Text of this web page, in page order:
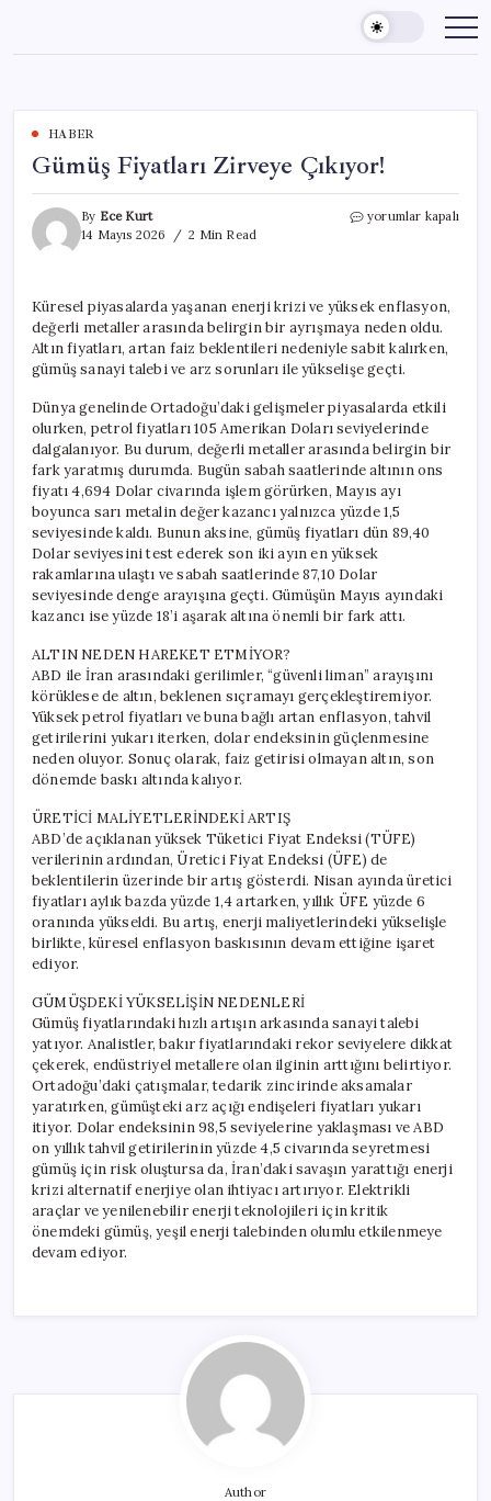
content
HABER
Gümüş Fiyatları Zirveye Çıkıyor!
By Ece Kurt
14 Mayıs 2026
2 Min Read
Gümüş
yorumlar kapalı
Küresel piyasalarda yaşanan enerji krizi ve yüksek enflasyon,
değerli metaller arasında belirgin bir ayrışmaya neden oldu.
Altın fiyatları, artan faiz beklentileri nedeniyle sabit kalırken,
gümüş sanayi talebi ve arz sorunları ile yükselişe geçti.
Dünya genelinde Ortadoğu’daki gelişmeler piyasalarda etkili
olurken, petrol fiyatları 105 Amerikan Doları seviyelerinde
dalgalanıyor. Bu durum, değerli metaller arasında belirgin bir
fark yaratmış durumda. Bugün sabah saatlerinde altının ons
fiyatı 4,694 Dolar civarında işlem görürken, Mayıs ayı
boyunca sarı metalin değer kazancı yalnızca yüzde 1,5
seviyesinde kaldı. Bunun aksine, gümüş fiyatları dün 89,40
Dolar seviyesini test ederek son iki ayın en yüksek
rakamlarına ulaştı ve sabah saatlerinde 87,10 Dolar
seviyesinde denge arayışına geçti. Gümüşün Mayıs ayındaki
kazancı ise yüzde 18’i aşarak altına önemli bir fark attı.
ALTIN NEDEN HAREKET ETMİYOR?
ABD ile İran arasındaki gerilimler, “güvenli liman” arayışını
körüklese de altın, beklenen sıçramayı gerçekleştiremiyor.
Yüksek petrol fiyatları ve buna bağlı artan enflasyon, tahvil
getirilerini yukarı iterken, dolar endeksinin güçlenmesine
neden oluyor. Sonuç olarak, faiz getirisi olmayan altın, son
dönemde baskı altında kalıyor.
ÜRETİCİ MALİYETLERİNDEKİ ARTIŞ
ABD’de açıklanan yüksek Tüketici Fiyat Endeksi (TÜFE)
verilerinin ardından, Üretici Fiyat Endeksi (ÜFE) de
beklentilerin üzerinde bir artış gösterdi. Nisan ayında üretici
fiyatları aylık bazda yüzde 1,4 artarken, yıllık ÜFE yüzde 6
oranında yükseldi. Bu artış, enerji maliyetlerindeki yükselişle
birlikte, küresel enflasyon baskısının devam ettiğine işaret
ediyor.
GÜMÜŞDEKİ YÜKSELİŞİN NEDENLERİ
Gümüş fiyatlarındaki hızlı artışın arkasında sanayi talebi
yatıyor. Analistler, bakır fiyatlarındaki rekor seviyelere dikkat
çekerek, endüstriyel metallere olan ilginin arttığını belirtiyor.
Ortadoğu’daki çatışmalar, tedarik zincirinde aksamalar
yaratırken, gümüşteki arz açığı endişeleri fiyatları yukarı
itiyor. Dolar endeksinin 98,5 seviyelerine yaklaşması ve ABD
on yıllık tahvil getirilerinin yüzde 4,5 civarında seyretmesi
gümüş için risk oluştursa da, İran’daki savaşın yarattığı enerji
krizi alternatif enerjiye olan ihtiyacı artırıyor. Elektrikli
araçlar ve yenilenebilir enerji teknolojileri için kritik
önemdeki gümüş, yeşil enerji talebinden olumlu etkilenmeye
devam ediyor.
Author